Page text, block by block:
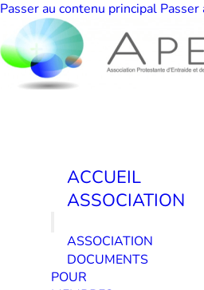
Passer au contenu principal Passer
ACCUEIL
ASSOCIATION
ASSOCIATION
DOCUMENTS
POUR